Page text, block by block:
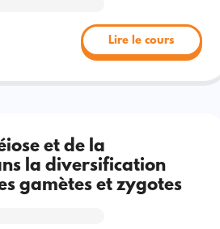
Lire le cours
et de la
la diversification
gamètes et zygotes